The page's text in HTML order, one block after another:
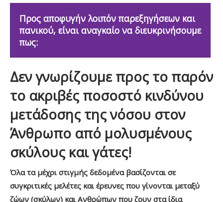
Προς αποφυγήν λοιπόν παρεξηγήσεων και
πανικού, είναι αναγκαίο να διευκρινήσουμε
πως:
Δεν γνωρίζουμε προς το παρόν
το ακριβές ποσοστό κινδύνου
μετάδοσης της νόσου στον
Άνθρωπο από μολυσμένους
σκύλους και γάτες!
Όλα τα μέχρι στιγμής δεδομένα βασίζονται σε
συγκριτικές μελέτες και έρευνες που γίνονται μεταξύ
ζώων (σκύλων) και Ανθρώπων που ζουν στα ίδια